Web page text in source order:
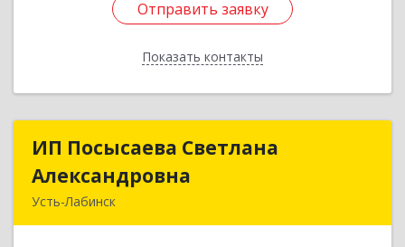
Отправить заявку
Показать контакты
Отправить заявку
Назад
ИП Посысаева Светлана
Александровна
Усть-Лабинск
ИП Посысаева Светлана